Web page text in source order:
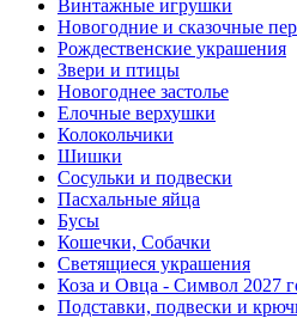
Винтажные игрушки
Новогодние и сказочные
Рождественские украшения
Звери и птицы
Новогоднее застолье
Елочные верхушки
Колокольчики
Шишки
Сосульки и подвески
Пасхальные яйца
Бусы
Кошечки, Собачки
Светящиеся украшения
Коза и Овца - Символ 2027
Подставки, подвески и